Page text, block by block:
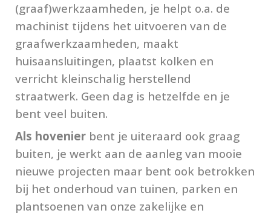
(graaf)werkzaamheden, je helpt o.a. de
machinist tijdens het uitvoeren van de
graafwerkzaamheden, maakt
huisaansluitingen, plaatst kolken en
verricht kleinschalig herstellend
straatwerk. Geen dag is hetzelfde en je
bent veel buiten.
Als hovenier bent je uiteraard ook graag
buiten, je werkt aan de aanleg van mooie
nieuwe projecten maar bent ook betrokken
bij het onderhoud van tuinen, parken en
plantsoenen van onze zakelijke en